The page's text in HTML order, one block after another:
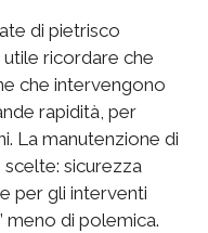
di pietrisco
utile ricordare che
che intervengono
rapidità, per
La manutenzione di
sicurezza
per gli interventi
meno di polemica.